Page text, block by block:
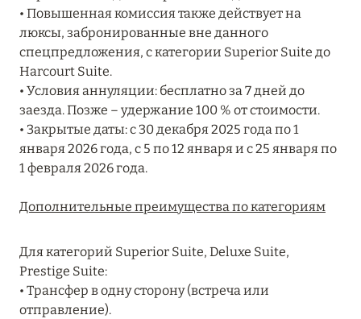
ЦЕНАМ
Подробнее
04 апреля 2025
ATLANTIS THE PALM: НОВЫЙ ПАКЕТ
НАПИТКОВ ДЛЯ HB И FB
Подробнее
MANDARIN ORIENTAL JUMEIRA, DUBAI:
СКИДКИ ДО 30 % ОТ СУММЫ КОНТРАКТА НА
РАЗМЕЩЕНИЕ ВЕСНОЙ
• Повышенная комиссия также действует на
люксы, забронированные вне данного
спецпредложения, с категории Superior Suite до
Harcourt Suite.
• Условия аннуляции: бесплатно за 7 дней до
заезда. Позже – удержание 100 % от стоимости.
• Закрытые даты: с 30 декабря 2025 года по 1
января 2026 года, с 5 по 12 января и с 25 января по
1 февраля 2026 года.
Дополнительные преимущества по категориям
Для категорий Superior Suite, Deluxe Suite,
Prestige Suite:
• Трансфер в одну сторону (встреча или
отправление).